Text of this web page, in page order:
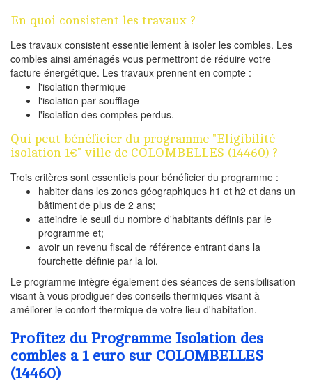
En quoi consistent les travaux ?
Les travaux consistent essentiellement à isoler les combles. Les
combles ainsi aménagés vous permettront de réduire votre
facture énergétique. Les travaux prennent en compte :
l'isolation thermique
l'isolation par soufflage
l'isolation des comptes perdus.
Qui peut bénéficier du programme "Eligibilité
isolation 1€" ville de COLOMBELLES (14460) ?
Trois critères sont essentiels pour bénéficier du programme :
habiter dans les zones géographiques h1 et h2 et dans un
bâtiment de plus de 2 ans;
atteindre le seuil du nombre d'habitants définis par le
programme et;
avoir un revenu fiscal de référence entrant dans la
fourchette définie par la loi.
Le programme intègre également des séances de sensibilisation
visant à vous prodiguer des conseils thermiques visant à
améliorer le confort thermique de votre lieu d'habitation.
Profitez du Programme Isolation des
combles a 1 euro sur COLOMBELLES
(14460)